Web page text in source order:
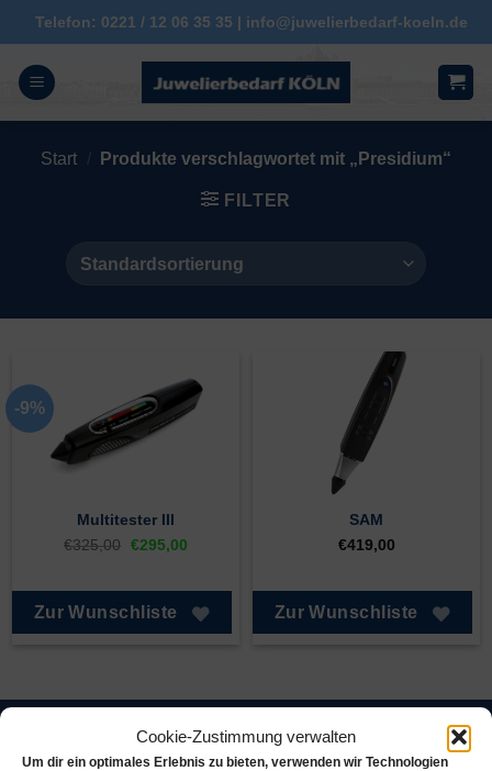
Cookie-Zustimmung verwalten
Um dir ein optimales Erlebnis zu bieten, verwenden wir Technologien
Zum
Inhalt
springen
Telefon: 0221 / 12 06 35 35 | info@juwelierbedarf-koeln.de
Start / Produkte verschlagwortet mit „Presidium“
FILTER
-9%
Multitester III
€325,00 Ursprünglicher
€325,00
€295,00Aktueller
€295,00.
Zur Wunschliste
SAM
€419,00
Zur Wunschliste
Juwelierbedarf KÖLN